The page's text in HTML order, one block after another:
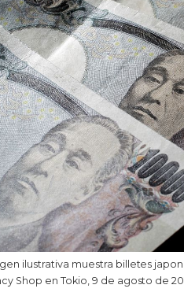
ilustrativa muestra billetes
Shop en Tokio, 9 de agosto de